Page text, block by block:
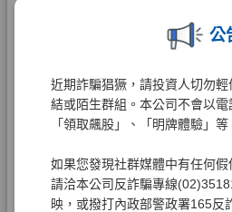
公
近期詐騙猖獗，請投資人切勿
結或陌生群組。本公司不會以
「領取飆股」、「明牌體驗」等
如果您發現社群媒體中有任何假
請洽本公司反詐騙專線
映，或撥打內政部警政署165反